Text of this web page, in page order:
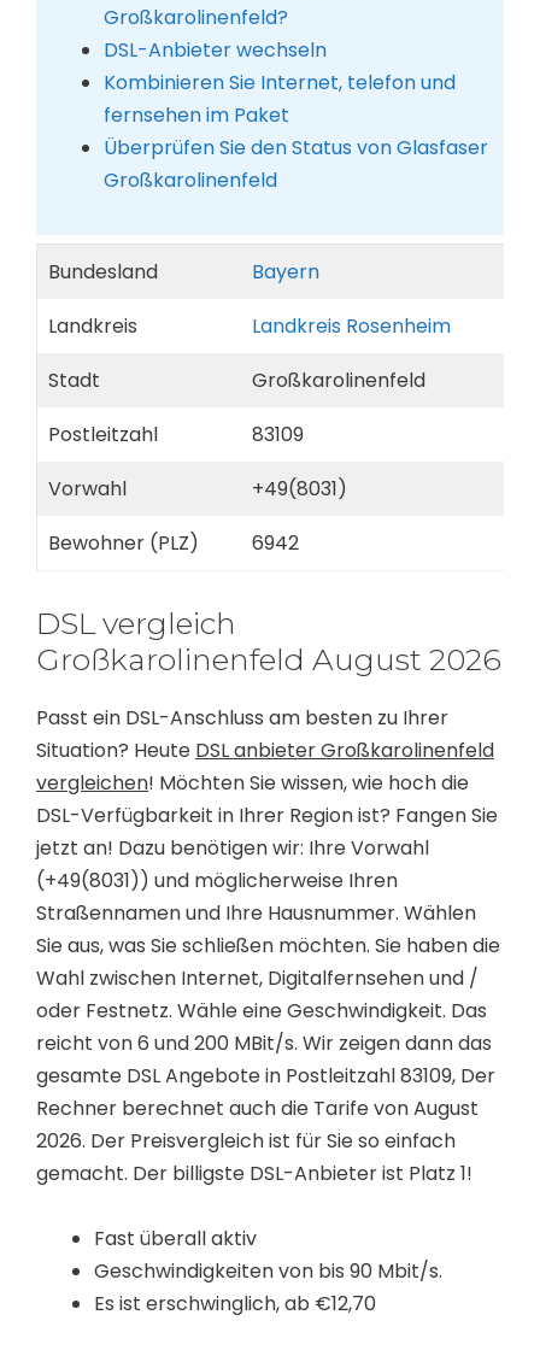
Großkarolinenfeld?
DSL-Anbieter wechseln
Kombinieren Sie Internet, telefon und
fernsehen im Paket
Überprüfen Sie den Status von Glasfaser
Großkarolinenfeld
Bundesland
Bayern
Landkreis
Landkreis Rosenheim
Stadt
Großkarolinenfeld
Postleitzahl
83109
Vorwahl
+49(8031)
Bewohner (PLZ)
6942
DSL vergleich
Großkarolinenfeld August 2026
Passt ein DSL-Anschluss am besten zu Ihrer
Situation? Heute DSL anbieter Großkarolinenfeld
vergleichen! Möchten Sie wissen, wie hoch die
DSL-Verfügbarkeit in Ihrer Region ist? Fangen Sie
jetzt an! Dazu benötigen wir: Ihre Vorwahl
(+49(8031)) und möglicherweise Ihren
Straßennamen und Ihre Hausnummer. Wählen
Sie aus, was Sie schließen möchten. Sie haben die
Wahl zwischen Internet, Digitalfernsehen und /
oder Festnetz. Wähle eine Geschwindigkeit. Das
reicht von 6 und 200 MBit/s. Wir zeigen dann das
gesamte DSL Angebote in Postleitzahl 83109, Der
Rechner berechnet auch die Tarife von August
2026. Der Preisvergleich ist für Sie so einfach
gemacht. Der billigste DSL-Anbieter ist Platz 1!
Fast überall aktiv
Geschwindigkeiten von bis 90 Mbit/s.
Es ist erschwinglich, ab €12,70